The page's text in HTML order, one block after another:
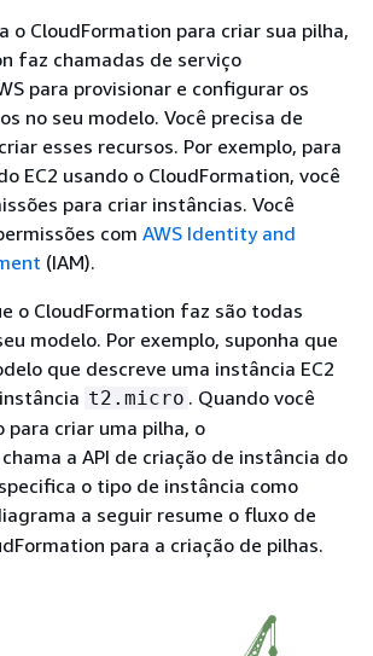
o CloudFormation para criar sua pilha,
faz chamadas de serviço
para provisionar e configurar os
no seu modelo. Você precisa de
esses recursos. Por exemplo, para
EC2 usando o CloudFormation, você
para criar instâncias. Você
com AWS Identity and
(IAM).
o CloudFormation faz são todas
modelo. Por exemplo, suponha que
que descreve uma instância EC2
t2.micro . Quando você
para criar uma pilha, o
a API de criação de instância do
o tipo de instância como
a seguir resume o fluxo de
para a criação de pilhas.